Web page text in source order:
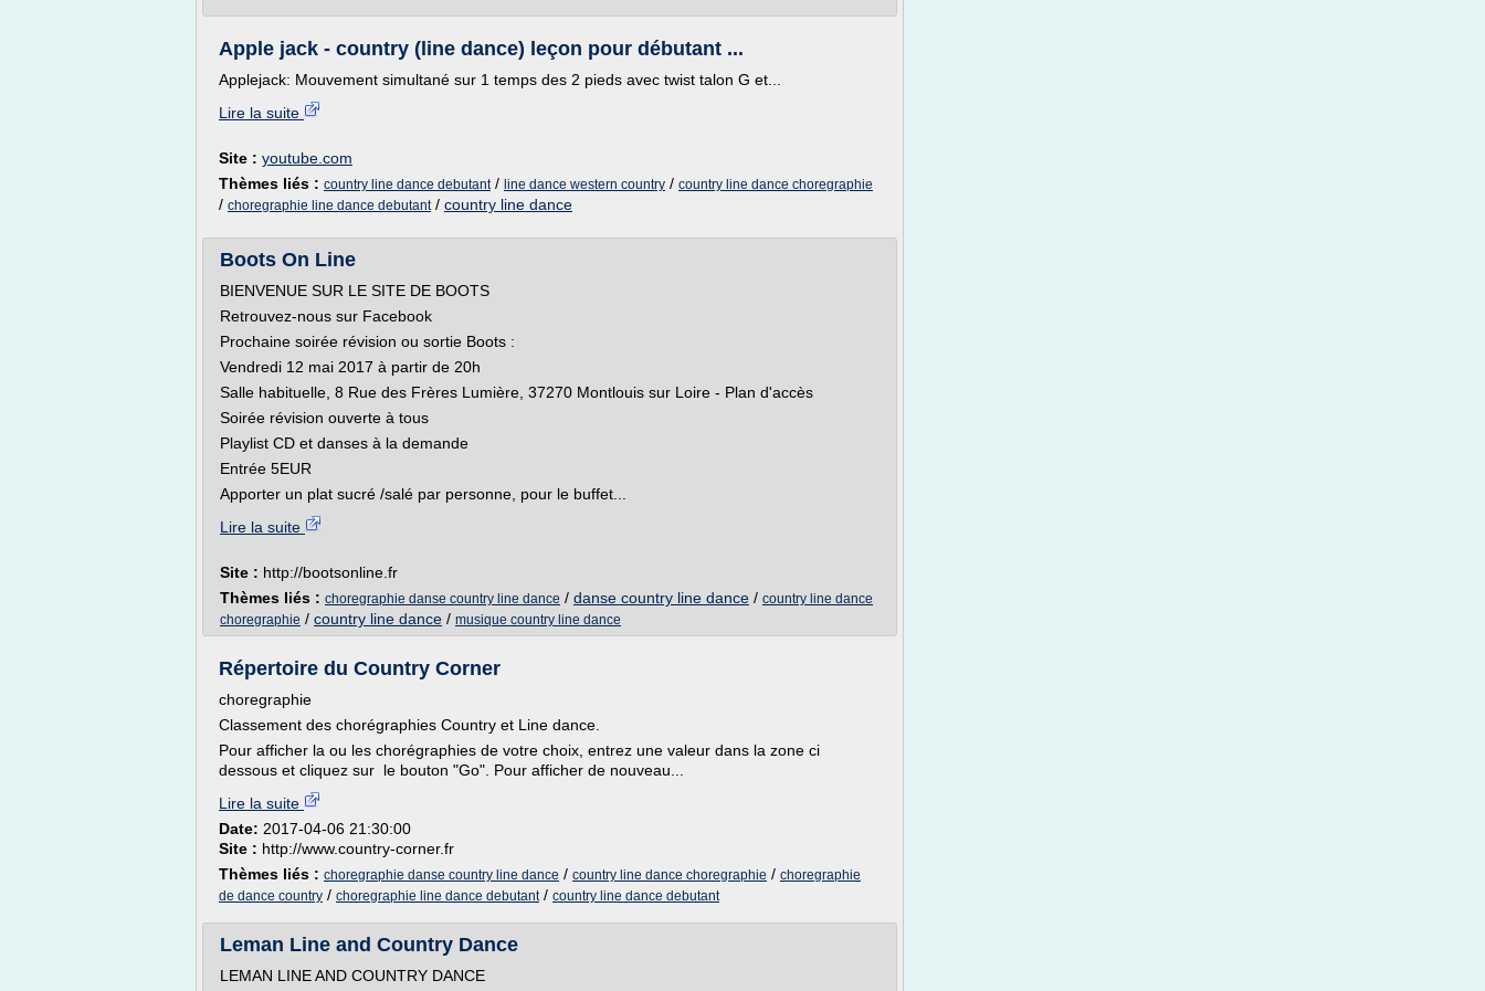
Apple jack - country (line dance) leçon pour débutant ...
Applejack: Mouvement simultané sur 1 temps des 2 pieds avec twist talon G et...
Lire la suite
Site : youtube.com
Thèmes liés : country line dance debutant/ line dance western country / country line dance choregraphie
/ choregraphie line dance debutant/ country line dance
Boots On Line
BIENVENUE SUR LE SITE DE BOOTS
Retrouvez-nous sur Facebook
Prochaine soirée révision ou sortie Boots :
Vendredi 12 mai 2017 à partir de 20h
Salle habituelle, 8 Rue des Frères Lumière, 37270 Montlouis sur Loire - Plan d'accès
Soirée révision ouverte à tous
Playlist CD et danses à la demande
Entrée 5EUR
Apporter un plat sucré /salé par personne, pour le buffet...
Lire la suite
Site : http://bootsonline.fr
Thèmes liés : choregraphie danse country line dance / danse country line dance / country line dance
choregraphie / country line dance / musique country line dance
Répertoire du Country Corner
choregraphie
Classement des chorégraphies Country et Line dance.
Pour afficher la ou les chorégraphies de votre choix, entrez une valeur dans la zone ci
dessous et cliquez sur le bouton "Go". Pour afficher de nouveau...
Lire la suite
Date: 2017-04-06 21:30:00
Site : http://www.country-corner.fr
Thèmes liés : choregraphie danse country line dance / country line dance choregraphie / choregraphie
de dance country / choregraphie line dance debutant/ country line dance debutant
Leman Line and Country Dance
LEMAN LINE AND COUNTRY DANCE